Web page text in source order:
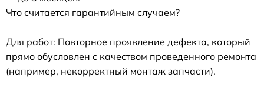
Что считается гарантийным случаем?
Для работ: Повторное проявление дефекта, который
прямо обусловлен с качеством проведенного ремонта
(например, некорректный монтаж запчасти).